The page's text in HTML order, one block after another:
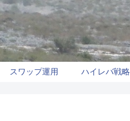
スワップ運用 ハイレバ戦略